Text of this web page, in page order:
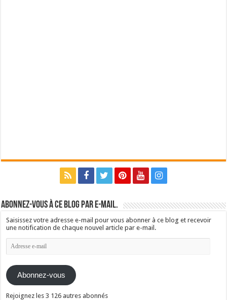
Abonnez-vous à ce blog par e-mail.
Saisissez votre adresse e-mail pour vous abonner à ce blog et recevoir
une notification de chaque nouvel article par e-mail.
Adresse
e-
Abonnez-vous
Rejoignez les 3 126 autres abonnés